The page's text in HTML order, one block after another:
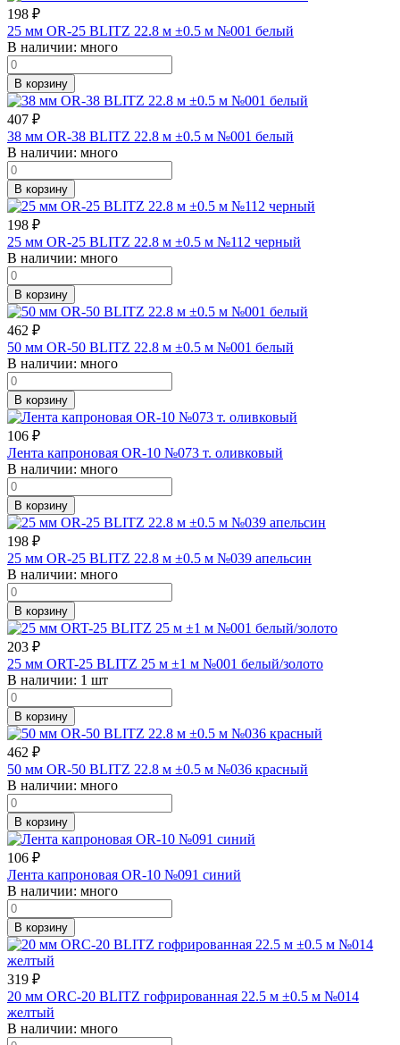
198 ₽
25 мм OR-25 BLITZ 22.8 м ±0.5 м №001 белый
В наличии: много
В корзину
407 ₽
38 мм OR-38 BLITZ 22.8 м ±0.5 м №001 белый
В наличии: много
В корзину
198 ₽
25 мм OR-25 BLITZ 22.8 м ±0.5 м №112 черный
В наличии: много
В корзину
462 ₽
50 мм OR-50 BLITZ 22.8 м ±0.5 м №001 белый
В наличии: много
В корзину
106 ₽
Лента капроновая OR-10 №073 т. оливковый
В наличии: много
В корзину
198 ₽
25 мм OR-25 BLITZ 22.8 м ±0.5 м №039 апельсин
В наличии: много
В корзину
203 ₽
25 мм ORT-25 BLITZ 25 м ±1 м №001 белый/золото
В наличии: 1 шт
В корзину
462 ₽
50 мм OR-50 BLITZ 22.8 м ±0.5 м №036 красный
В наличии: много
В корзину
106 ₽
Лента капроновая OR-10 №091 синий
В наличии: много
В корзину
319 ₽
20 мм ORC-20 BLITZ гофрированная 22.5 м ±0.5 м №014
желтый
В наличии: много